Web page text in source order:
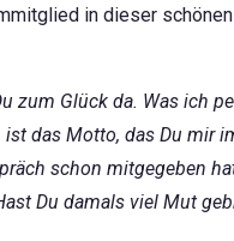
in dieser
zum Glück da. Was ich
ist das Motto, das Du mir
schon mitgegeben
Du damals viel Mut